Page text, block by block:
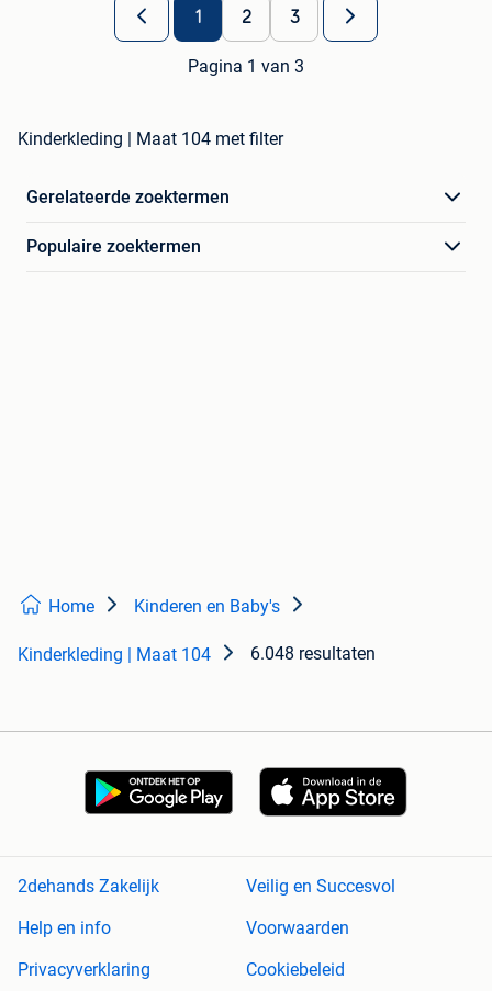
1 2 3
Pagina 1 van 3
Kinderkleding | Maat 104 met filter
Gerelateerde zoektermen
Populaire zoektermen
Home Kinderen en Baby's
Kinderkleding | Maat 104 6.048 resultaten
2dehands Zakelijk
Veilig en Succesvol
Help en info
Voorwaarden
Privacyverklaring
Cookiebeleid